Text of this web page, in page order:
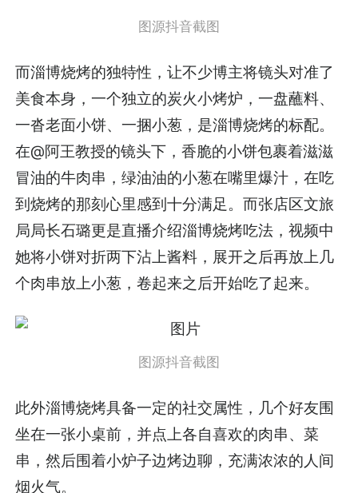
图源抖音截图
而淄博烧烤的独特性，让不少博主将镜头对准了
美食本身，一个独立的炭火小烤炉，一盘蘸料、
一沓老面小饼、一捆小葱，是淄博烧烤的标配。
在@阿王教授的镜头下，香脆的小饼包裹着滋滋
冒油的牛肉串，绿油油的小葱在嘴里爆汁，在吃
到烧烤的那刻心里感到十分满足。而张店区文旅
局局长石璐更是直播介绍淄博烧烤吃法，视频中
她将小饼对折两下沾上酱料，展开之后再放上几
个肉串放上小葱，卷起来之后开始吃了起来。
图源抖音截图
此外淄博烧烤具备一定的社交属性，几个好友围
坐在一张小桌前，并点上各自喜欢的肉串、菜
串，然后围着小炉子边烤边聊，充满浓浓的人间
烟火气。